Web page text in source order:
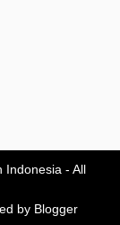
Indonesia - All
by Blogger